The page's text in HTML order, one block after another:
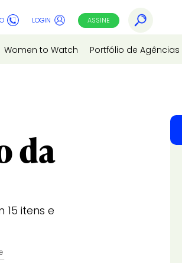
LOGIN ASSINE
Women to Watch Portfólio de Agências
da
itens e